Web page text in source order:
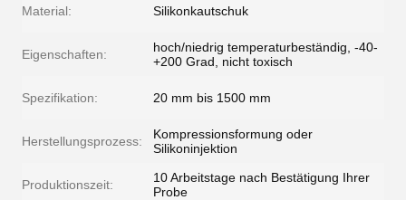
Material: Silikonkautschuk
Eigenschaften:
hoch/niedrig temperaturbeständig, -40-
+200 Grad, nicht toxisch
Spezifikation: 20 mm bis 1500 mm
Herstellungsprozess:
Kompressionsformung oder
Silikoninjektion
Produktionszeit:
10 Arbeitstage nach Bestätigung Ihrer
Probe